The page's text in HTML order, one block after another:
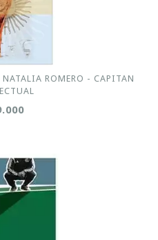
ROMERO - CAPITAN